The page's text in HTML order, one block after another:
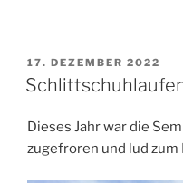
VERÖFFENTLICHT
AM
17. DEZEMBER 2022
Dieses Jahr war die
zugefroren und lud zum